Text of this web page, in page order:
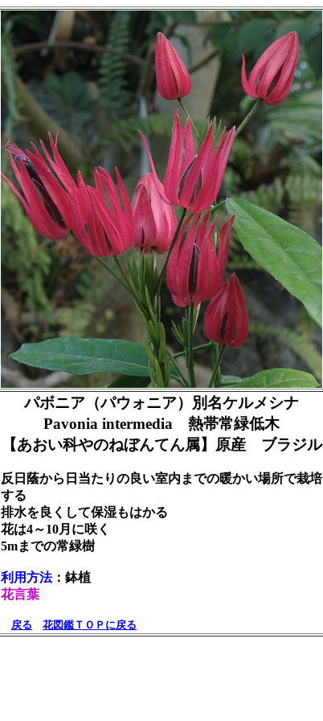
パボニア（パウォニア）別名ケルメシナ
Pavonia intermedia 熱帯常緑低木
【あおい科やのねぼんてん属】原産 ブラジル
反日蔭から日当たりの良い室内までの暖かい場所で栽培
する
排水を良くして保湿もはかる
花は4～10月に咲く
5mまでの常緑樹
利用方法：鉢植
花言葉
戻る 花図鑑ＴＯＰに戻る